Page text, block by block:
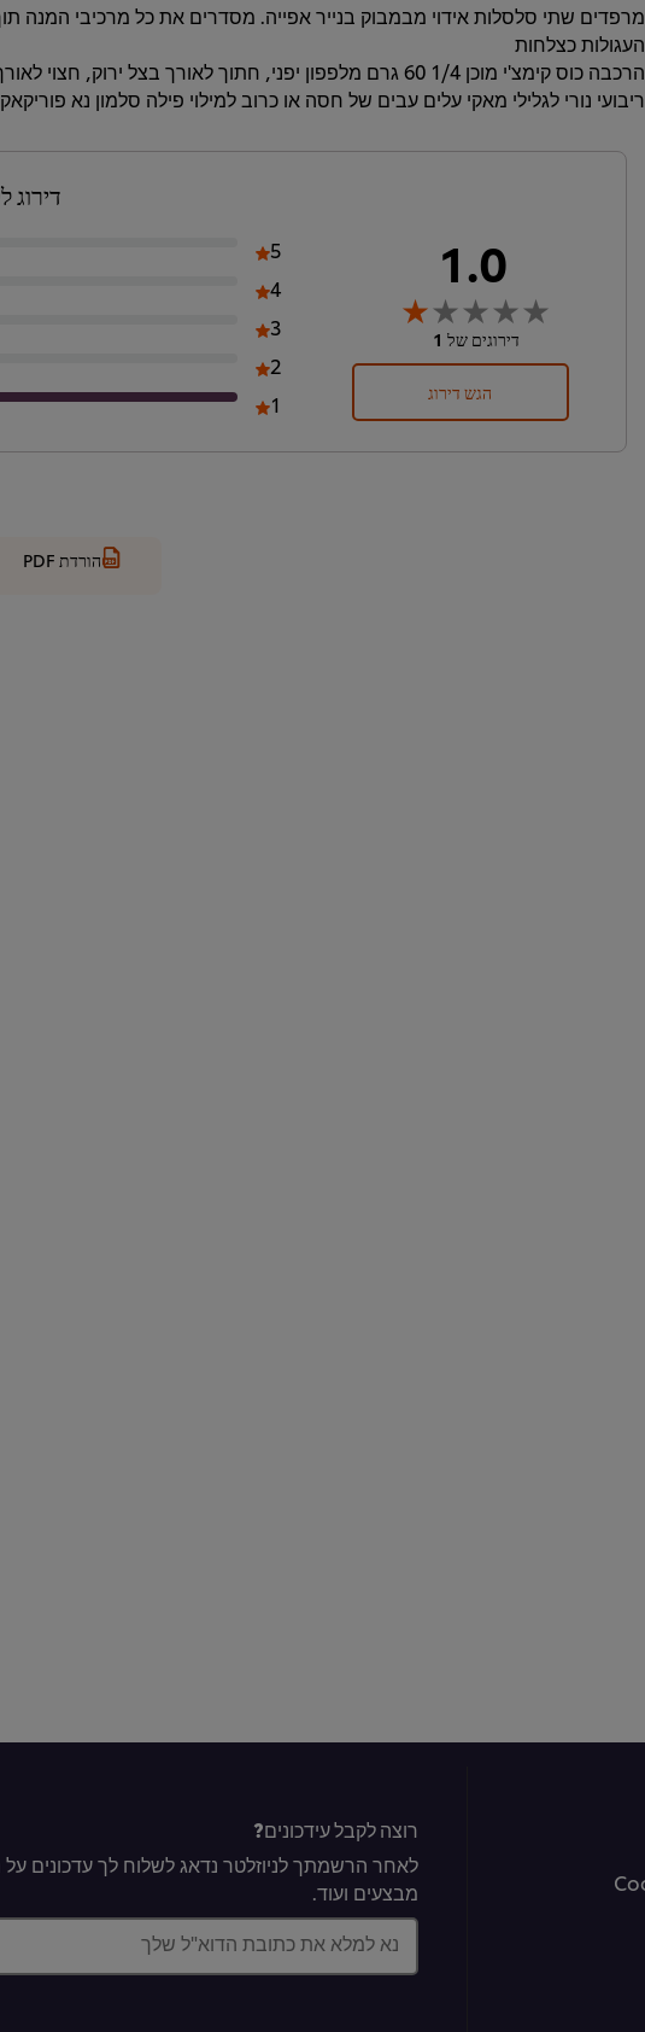
מרפדים שתי סלסלות אידוי מבמבוק בנייר אפייה. מסדרים את כל מרכיבי המנה
העגולות כצלחות
הרכבה כוס קימצ'י מוכן 1/4 60 גרם מלפפון יפני, חתוך לאורך בצל ירוק,
ריבועי נורי לגלילי מאקי עלים עבים של חסה או כרוב למילוי פילה סלמון נא
דירוג
1.0
דירוגים של 1
5
4
3
2
1
הגש דירוג
הורדת PDF
רוצה לקבל עידכונים?
לאחר הרשמתך לניוזלטר נדאג לשלוח לך עדכונים
מבצעים ועוד.
נא למלא את כתובת הדוא"ל שלך